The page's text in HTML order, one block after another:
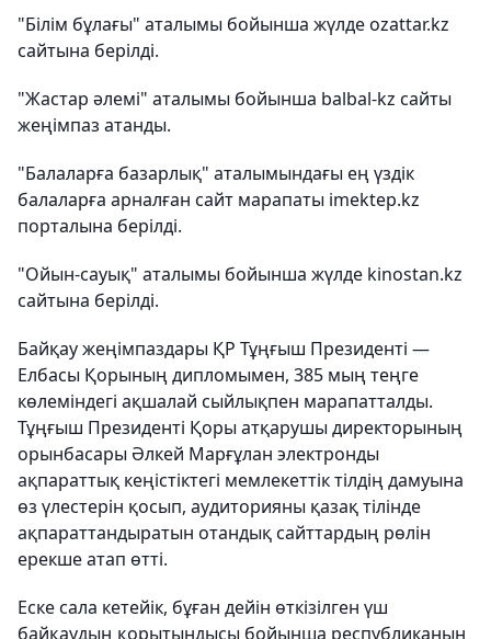
"Білім бұлағы" аталымы бойынша жүлде ozattar.kz
сайтына берілді.
"Жастар әлемі" аталымы бойынша balbal-kz сайты
жеңімпаз атанды.
"Балаларға базарлық" аталымындағы ең үздік
балаларға арналған сайт марапаты imektep.kz
порталына берілді.
"Ойын-сауық" аталымы бойынша жүлде kinostan.kz
сайтына берілді.
Байқау жеңімпаздары ҚР Тұңғыш Президенті —
Елбасы Қорының дипломымен, 385 мың теңге
көлеміндегі ақшалай сыйлықпен марапатталды.
Тұңғыш Президенті Қоры атқарушы директорының
орынбасары Әлкей Марғұлан электронды
ақпараттық кеңістіктегі мемлекеттік тілдің дамуына
өз үлестерін қосып, аудиторияны қазақ тілінде
ақпараттандыратын отандық сайттардың рөлін
ерекше атап өтті.
Еске сала кетейік, бұған дейін өткізілген үш
байқаудың қорытындысы бойынша республиканың